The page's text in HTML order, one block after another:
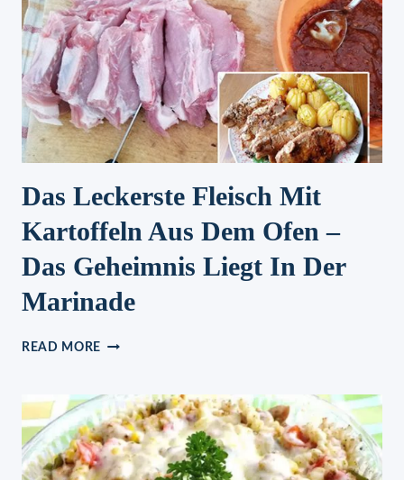
Das Leckerste Fleisch Mit
Kartoffeln Aus Dem Ofen –
Das Geheimnis Liegt In Der
Marinade
READ MORE DAS
MIT
KARTOFFELN
AUS
DEM
OFEN